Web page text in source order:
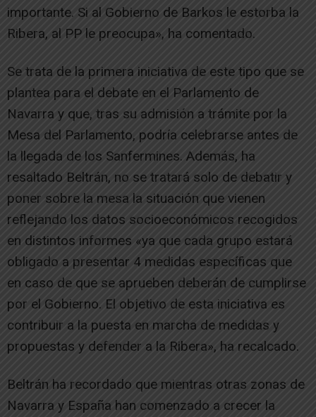
importante. Si al Gobierno de Barkos le estorba la
Ribera, al PP le preocupa», ha comentado.
Se trata de la primera iniciativa de este tipo que se
plantea para el debate en el Parlamento de
Navarra y que, tras su admisión a trámite por la
Mesa del Parlamento, podría celebrarse antes de
la llegada de los Sanfermines. Además, ha
resaltado Beltrán, no se tratará solo de debatir y
poner sobre la mesa la situación que vienen
reflejando los datos socioeconómicos recogidos
en distintos informes «ya que cada grupo estará
obligado a presentar 4 medidas específicas que
en caso de que se aprueben deberán de cumplirse
por el Gobierno. El objetivo de esta iniciativa es
contribuir a la puesta en marcha de medidas y
propuestas y defender a la Ribera», ha recalcado.
Beltrán ha recordado que mientras otras zonas de
Navarra y España han comenzado a crecer la